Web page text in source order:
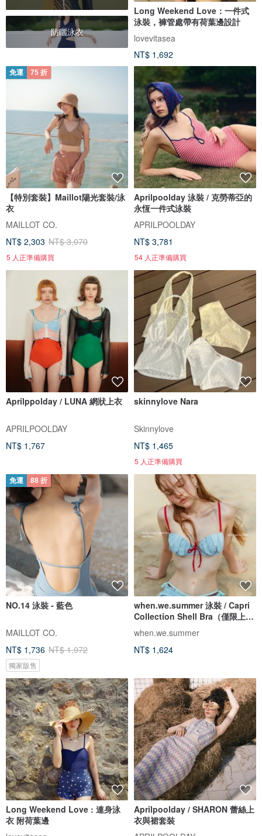
防曬泳衣
Long Weekend Love：一件式
泳裝，褲管處帶有荷葉邊設計
lovevitasea
NT$ 1,692
免運 75 折
【特別套裝】Maillot陽光套裝/泳
衣
MAILLOT CO.
NT$ 2,303 NT$ 3,070
5 人正準備購買
Aprilpoolday 泳裝 / 克勞蒂亞的
永恆一件式泳裝
APRILPOOLDAY
NT$ 3,781
54 人正準備購買
Aprilppolday / LUNA 網狀上衣
APRILPOOLDAY
NT$ 1,767
skinnylove Nara
Skinnylove
NT$ 1,465
5 人正準備購買
免運 88 折
NO.14 泳裝 - 藍色
MAILLOT CO.
NT$ 1,736 NT$ 1,972
獨家販售
when.we.summer 泳裝 / Capri
Collection Shell Bra（僅限上
衣）
when.we.summer
NT$ 1,624
Long Weekend Love : 連身泳
衣 附荷葉邊
Aprilpoolday / SHARON 蕾絲上
衣與裙套裝